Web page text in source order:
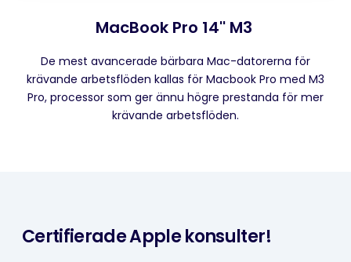
MacBook Pro 14'' M3
De mest avancerade bärbara Mac-datorerna för
krävande arbetsflöden kallas för Macbook Pro med M3
Pro, processor som ger ännu högre prestanda för mer
krävande arbetsflöden.
Certifierade Apple konsulter!